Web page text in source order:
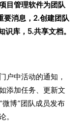
目管理软件为团队
要消息，2.创建团队
库，5.共享文档。
户中活动的通知，
添加任务、更新文
博”团队成员发布
。